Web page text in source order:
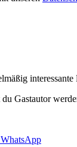
Gastautor
WhatsApp